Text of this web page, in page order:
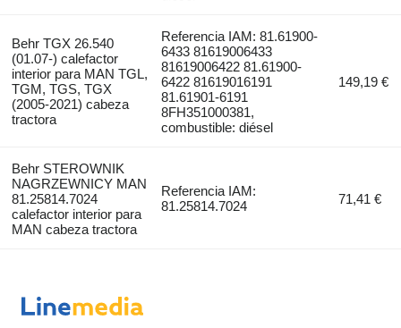
Behr TGX 26.540
(01.07-) calefactor
interior para MAN TGL,
TGM, TGS, TGX
(2005-2021) cabeza
tractora
Referencia IAM: 81.61900-
6433 81619006433
81619006422 81.61900-
6422 81619016191
81.61901-6191
8FH351000381,
combustible: diésel
149,19 €
Behr STEROWNIK
NAGRZEWNICY MAN
81.25814.7024
calefactor interior para
MAN cabeza tractora
Referencia IAM:
81.25814.7024
71,41 €